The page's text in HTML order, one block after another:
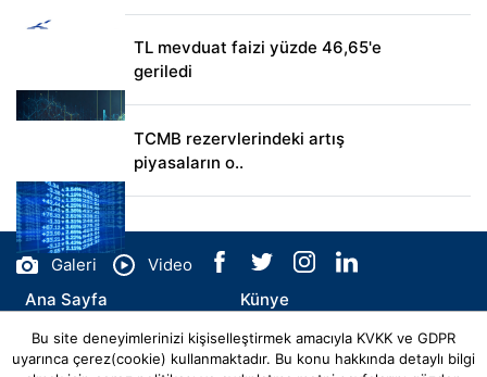
TL mevduat faizi yüzde 46,65'e
geriledi
TCMB rezervlerindeki artış
piyasaların o..
Galeri
Video
Ana Sayfa
Künye
İletişim
Bu site deneyimlerinizi kişiselleştirmek amacıyla KVKK ve GDPR
uyarınca çerez(cookie) kullanmaktadır. Bu konu hakkında detaylı bilgi